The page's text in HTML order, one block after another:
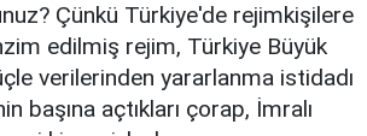
Çünkü Türkiye'de rejimkişilere
edilmiş rejim, Türkiye Büyük
verilerinden yararlanma istidadı
başına açtıkları çorap, İmralı